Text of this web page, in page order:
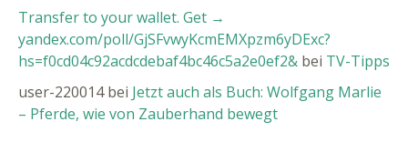
Transfer to your wallet. Get →
yandex.com/poll/GjSFvwyKcmEMXpzm6yDExc?
hs=f0cd04c92acdcdebaf4bc46c5a2e0ef2& bei TV-Tipps
user-220014bei Jetzt auch als Buch: Wolfgang Marlie
– Pferde, wie von Zauberhand bewegt